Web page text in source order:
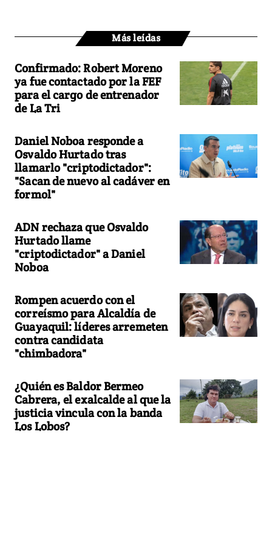
Más leídas
Confirmado: Robert Moreno
ya fue contactado por la FEF
para el cargo de entrenador
de La Tri
Daniel Noboa responde a
Osvaldo Hurtado tras
llamarlo "criptodictador":
"Sacan de nuevo al cadáver en
formol"
ADN rechaza que Osvaldo
Hurtado llame
"criptodictador" a Daniel
Noboa
Rompen acuerdo con el
correísmo para Alcaldía de
Guayaquil: líderes arremeten
contra candidata
"chimbadora"
¿Quién es Baldor Bermeo
Cabrera, el exalcalde al que la
justicia vincula con la banda
Los Lobos?